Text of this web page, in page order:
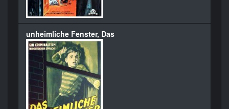
unheimliche Fenster, Das